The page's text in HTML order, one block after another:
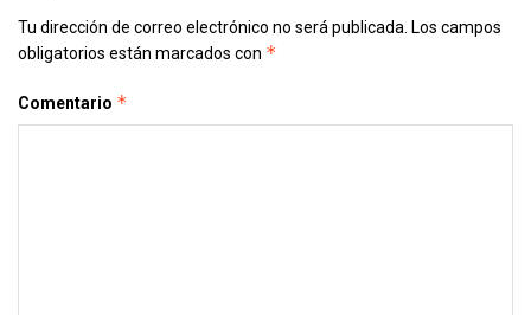
Tu dirección de correo electrónico no será publicada. Los campos
obligatorios están marcados con *
Comentario *